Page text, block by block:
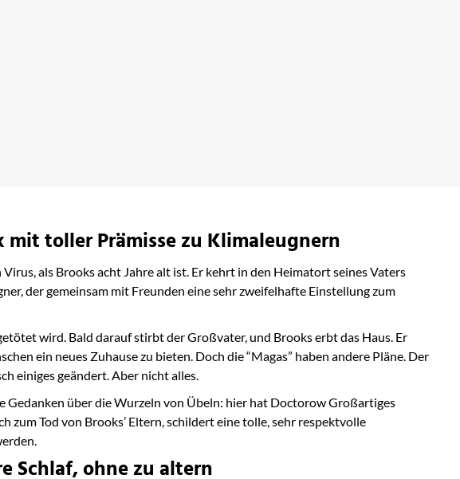
mit toller Prämisse zu Klimaleugnern
als Brooks acht Jahre alt ist. Er kehrt in den Heimatort seines Vaters
der gemeinsam mit Freunden eine sehr zweifelhafte Einstellung zum
wird. Bald darauf stirbt der Großvater, und Brooks erbt das Haus. Er
ein neues Zuhause zu bieten. Doch die “Magas” haben andere Pläne. Der
einiges geändert. Aber nicht alles.
Gedanken über die Wurzeln von Übeln: hier hat Doctorow Großartiges
zum Tod von Brooks’ Eltern, schildert eine tolle, sehr respektvolle
Schlaf, ohne zu altern